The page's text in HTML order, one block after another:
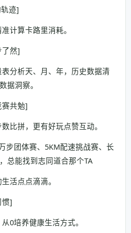
迹]
计算卡路里消耗。
了然]
分析天、月、年，历史数据清
据洞察。
赛共勉]
比拼，更有好玩点赞互动。
步团体赛、5KM配速挑战赛、长
总能找到志同道合那个TA
活点点滴滴。
惯]
0培养健康生活方式。